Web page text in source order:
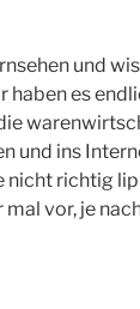
und
haben es
und ins
nicht richtig
vor, je